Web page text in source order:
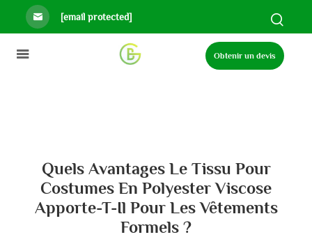
[email protected]
Obtenir un devis
Quels Avantages Le Tissu Pour
Costumes En Polyester Viscose
Apporte-T-Il Pour Les Vêtements
Formels ?